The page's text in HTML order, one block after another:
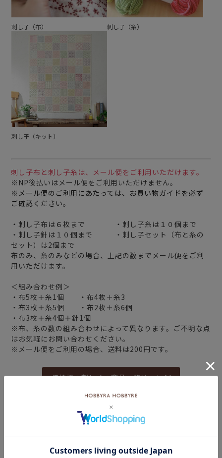
刺し子（布） 刺し子（糸）
刺し子（キット）
刺し子布と刺し子糸は、メール便をご利用いただけます。
※NP後払いはメール便をご利用いただけません。
※メール便のご利用にあたっては、お買い物ガイドを必ず
ご確認ください。
・刺し子布は６枚まで ・刺し子糸は１０個まで
・刺し子針は１０個まで ・刺し子セット（布と糸の
セット）は2個まで
布のみ、糸のみなどの場合、上記の数までメール便をご利
用いただけます。
＜組み合わせ例＞
・布5枚＋糸1個 ・布4枚＋糸3
・布3枚＋糸5個 ・布2枚＋糸6個
・布3枚＋糸4個＋針1個
※布、糸の数の組み合わせによって異なります。ご不明な点
はお気軽にお問い合わせください。
※メール便をご利用の場合、送料は200円です。
伝統柄の刺し子の商品一覧はこちら